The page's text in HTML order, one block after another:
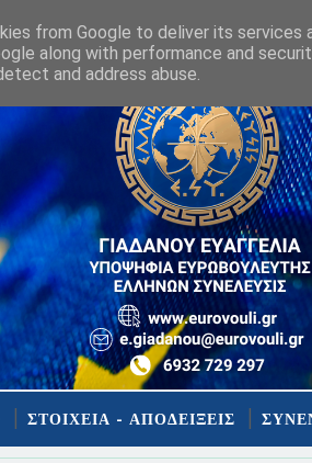
ΣΤΟΙΧΕΙΑ - ΑΠΟΔΕΙΞΕΙΣ
from Google to deliver its services
along with performance and
and address abuse.